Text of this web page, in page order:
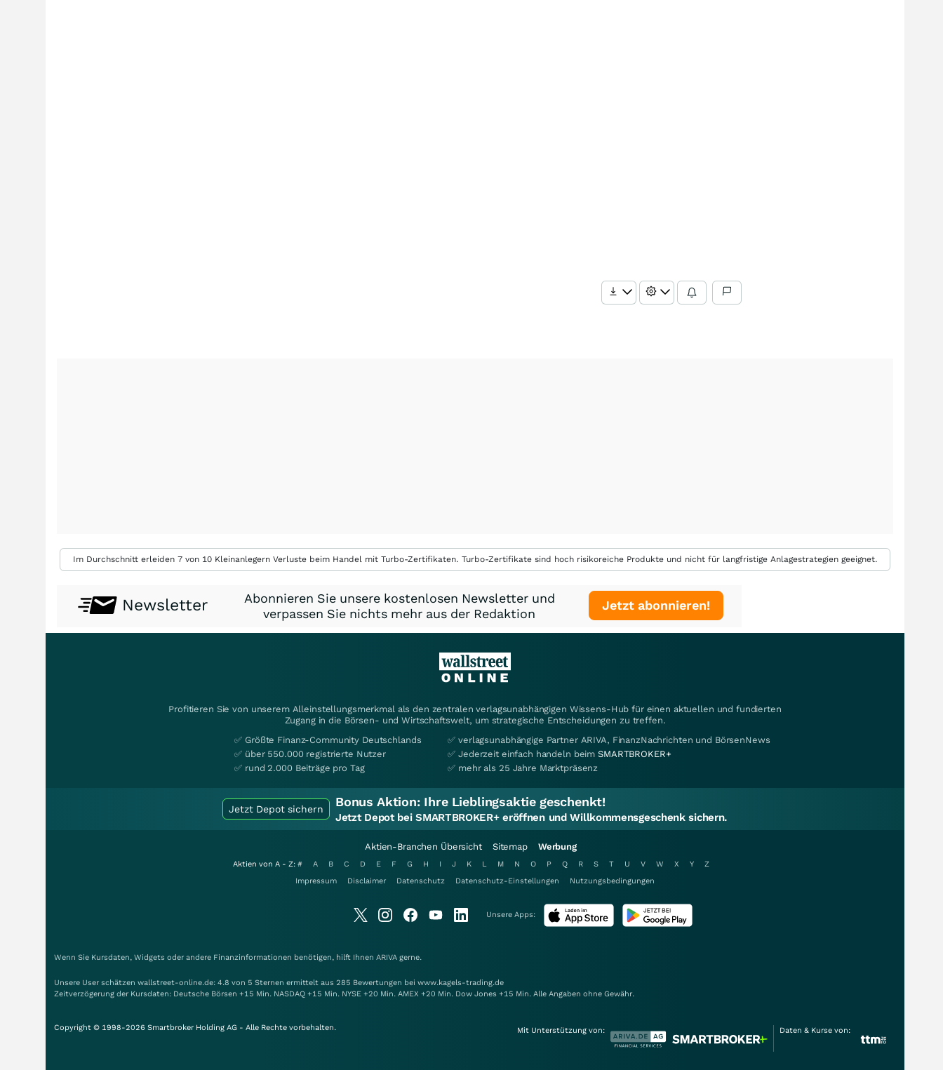
Im Durchschnitt erleiden 7 von 10 Kleinanlegern Verluste beim Handel mit Turbo-Zertifikaten. Turbo-Zertifikate sind hoch risikoreiche Produkte und nicht für langfristige Anlagestrategien geeignet.
Newsletter
Abonnieren Sie unsere kostenlosen Newsletter und
verpassen Sie nichts mehr aus der Redaktion
Jetzt abonnieren!
Profitieren Sie von unserem Alleinstellungsmerkmal als den zentralen verlagsunabhängigen Wissens-Hub für einen aktuellen und fundierten
Zugang in die Börsen- und Wirtschaftswelt, um strategische Entscheidungen zu treffen.
✅ Größte Finanz-Community Deutschlands
✅ über 550.000 registrierte Nutzer
✅ rund 2.000 Beiträge pro Tag
✅ verlagsunabhängige Partner ARIVA, FinanzNachrichten und BörsenNews
✅ Jederzeit einfach handeln beimSMARTBROKER+
✅ mehr als 25 Jahre Marktpräsenz
Jetzt Depot sichern Bonus Aktion: Ihre Lieblingsaktie geschenkt!
Jetzt Depot bei SMARTBROKER+ eröffnen und Willkommensgeschenk sichern.
Aktien-Branchen Übersicht Sitemap Werbung
Aktien von A - Z: # A B C D E F G H I J K L M N O P Q R S T U V W X Y
Z
Impressum
Disclaimer Datenschutz Datenschutz-Einstellungen Nutzungsbedingungen
Unsere Apps:
Wenn Sie Kursdaten, Widgets oder andere Finanzinformationen benötigen, hilft Ihnen ARIVA gerne.
Unsere User schätzen wallstreet-online.de: 4.8 von 5 Sternen ermittelt aus 285 Bewertungen bei www.kagels-trading.de
Zeitverzögerung der Kursdaten: Deutsche Börsen +15 Min. NASDAQ +15 Min. NYSE +20 Min. AMEX +20 Min. Dow Jones +15 Min. Alle Angaben ohne Gewähr.
Copyright © 1998-2026 Smartbroker Holding AG - Alle Rechte vorbehalten. Mit Unterstützung von: Daten & Kurse von: